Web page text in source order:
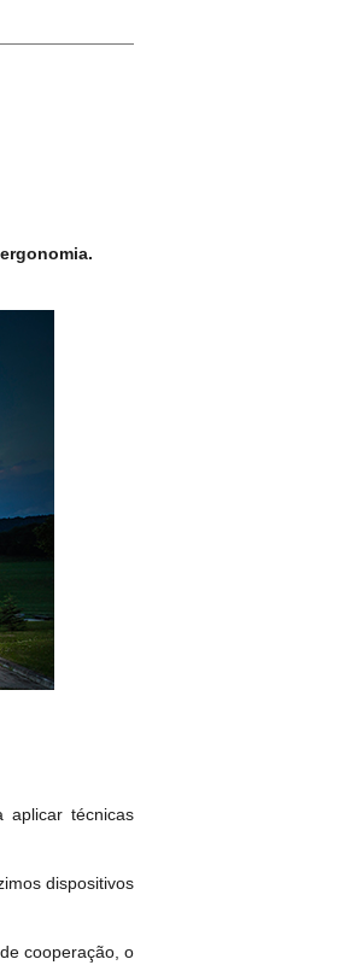
aplicar técnicas
dispositivos
cooperação, o